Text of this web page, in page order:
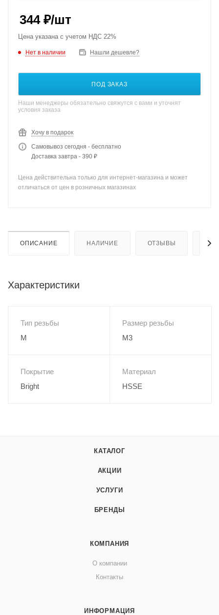
344₽/шт
Цена указана с учетом НДС 22%
Нет в наличии Нашли дешевле?
ПОД ЗАКАЗ
Наши менеджеры обязательно свяжутся с вами и уточнят
условия заказа
Хочу в подарок
Самовывоз сегодня - бесплатно
Доставка завтра - 390 ₽
Цена действительна только для интернет-магазина и может
отличаться от цен в розничных магазинах
ОПИСАНИЕ НАЛИЧИЕ ОТЗЫВЫ
Характеристики
Тип резьбы
M
Размер резьбы
M3
Покрытие
Bright
Материал
HSSE
КАТАЛОГ
АКЦИИ
УСЛУГИ
БРЕНДЫ
КОМПАНИЯ
О компании
Контакты
ИНФОРМАЦИЯ